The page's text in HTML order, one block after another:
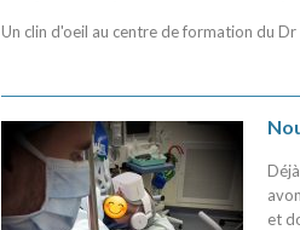
Un clin d'oeil au centre de formation du
et